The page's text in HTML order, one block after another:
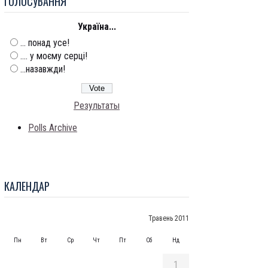
Україна...
... понад усе!
.... у моєму серці!
...назавжди!
Результаты
Polls Archive
КАЛЕНДАР
Травень 2011
Пн Вт Ср Чт Пт Сб Нд
1